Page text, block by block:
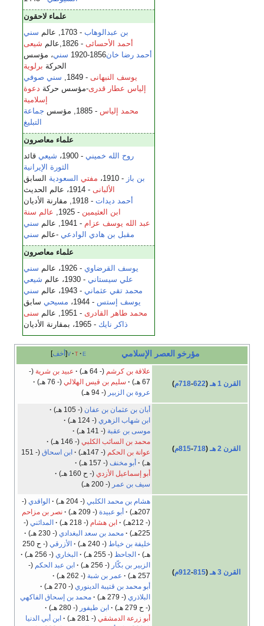
علماء لاحقون
بن عبدالوهاب - 1703, عالم
سني
أحمد الأحسائى - 1826,عالم
شيعى
أحمد رضا خان1856-1920 سني، مؤسس
الحركة برلوية
يوسف النبهانى - 1849, سني صوفي
إلياس عطار قدرى-مؤسس حركة دعوة
إسلامية
محمد إلياس - 1885, مؤسس
جماعة
التبليغ
علماء معاصرون
روح الله خميني - 1900، شيعي قائد
الثورة الإيرانية
بن باز - 1910، مفتي السعودية السابق
الألبانى - 1914، عالم الحديث
أحمد ديدات - 1918, مقارنة الأديان
ابن العثيمين - 1925,
عالم سنة
عبد الله يوسف عزام - 1941, عالم
سني
مقبل بن هادي الوادعي -عالم سني
علماء معاصرون
يوسف القرضاوي - 1926، عالم
سني
علي سيستاني - 1930، عالم
شيعي
محمد تقي عثماني - 1943، عالم
سني
يوسف إستس - 1944، مسيحي سابق
محمد طاهر القادرى - 1951, عالم
سنى
ذاكر نايك - 1965، بمقارنة الأديان
أخف v t e مؤرخو العصر الإسلامي
القرن 1 هـ (
622
-718م )
علاقة بن كرشم (- 64 هـ) عبيد بن شرية (-
67 هـ)
سليم بن قيس الهلالي (- 76 هـ)
عروة بن الزبير (- 94 هـ)
القرن 2 هـ (
718
-815م )
أبان بن عثمان بن عفان (- 105 هـ)
ابن شهاب الزهري (- 124 هـ)
موسى بن عقبة (- 141 هـ)
محمد بن السائب الكلبي (- 146 هـ)
عوانة بن الحكم (- 147هـ) ابن اسحاق
(- 151
هـ)
أبو مخنف (- 157 هـ)
أبو إسماعيل الأزدي (- ح 160 هـ)
سيف بن عمر (- 200 هـ)
القرن 3 هـ (
815
-912م )
هشام بن محمد الكلبي (- 204 هـ) الواقدي (-
207هـ)
أبو عبيدة (- 209 هـ)
نصر بن مزاحم
(- 212هـ)
ابن هشام (- 218 هـ) المدائني (-
225هـ)
محمد بن سعد البغدادي (- 230 هـ)
خليفة بن خياط (- 240 هـ) الأزرقي
(- ح 250
هـ)
الجاحظ (- 255 هـ) البخاري (- 256 هـ)
الزبير بن بكّار (- 256 هـ) ابن عبد الحكم (-
257 هـ)
عمر بن شبة (- 262 هـ)
أبو محمد بن قتيبة الدينوري (- 270 هـ)
البلاذري (- 279 هـ)
محمد بن إسحاق الفاكهي
(- ح 279 هـ)
ابن طيفور (- 280 هـ)
أبو زرعة الدمشقي (- 281 هـ)
ابن أبي الدنيا